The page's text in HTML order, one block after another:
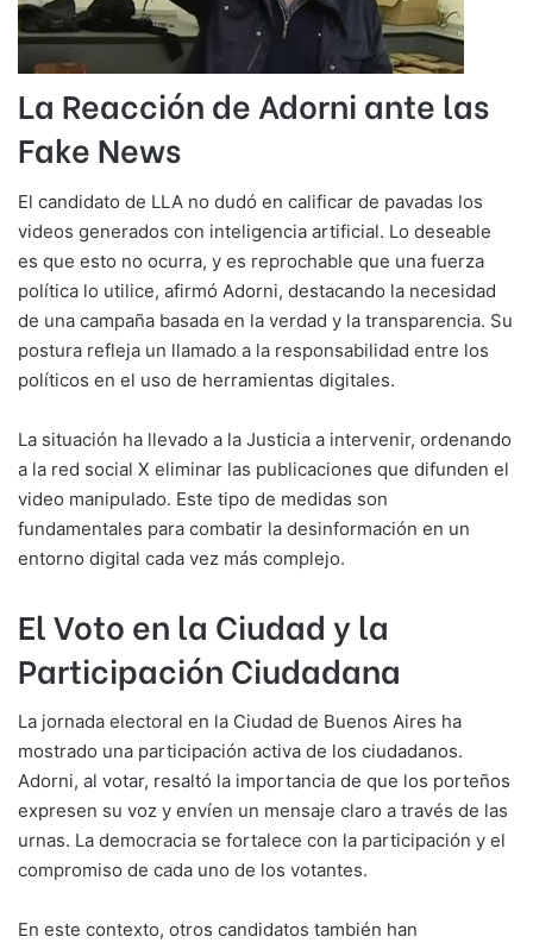
La Reacción de Adorni ante las
Fake News
El candidato de LLA no dudó en calificar de pavadas los
videos generados con inteligencia artificial. Lo deseable
es que esto no ocurra, y es reprochable que una fuerza
política lo utilice, afirmó Adorni, destacando la necesidad
de una campaña basada en la verdad y la transparencia. Su
postura refleja un llamado a la responsabilidad entre los
políticos en el uso de herramientas digitales.
La situación ha llevado a la Justicia a intervenir, ordenando
a la red social X eliminar las publicaciones que difunden el
video manipulado. Este tipo de medidas son
fundamentales para combatir la desinformación en un
entorno digital cada vez más complejo.
El Voto en la Ciudad y la
Participación Ciudadana
La jornada electoral en la Ciudad de Buenos Aires ha
mostrado una participación activa de los ciudadanos.
Adorni, al votar, resaltó la importancia de que los porteños
expresen su voz y envíen un mensaje claro a través de las
urnas. La democracia se fortalece con la participación y el
compromiso de cada uno de los votantes.
En este contexto, otros candidatos también han